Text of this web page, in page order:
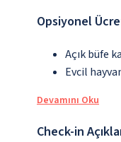
Opsiyonel
Açık büfe
Evcil
Devamını Oku
Check-in